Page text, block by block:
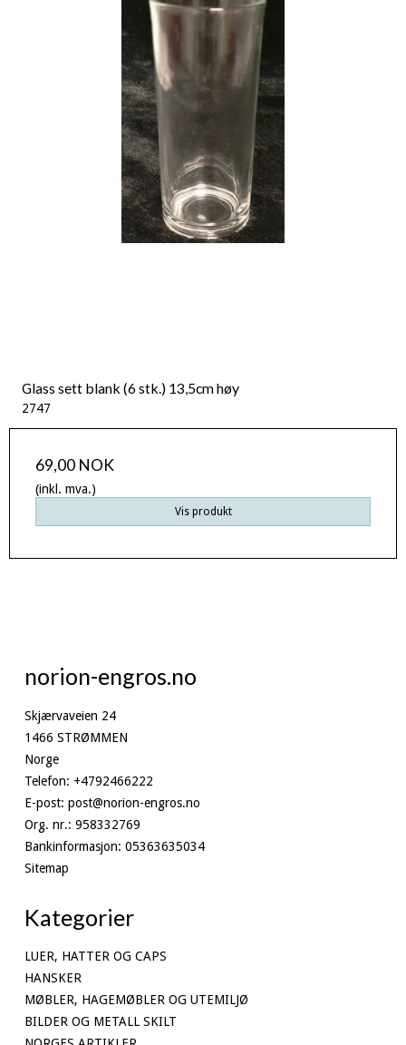
Glass sett blank (6 stk.) 13,5cm høy
2747
69,00 NOK
(inkl. mva.)
Vis produkt
norion-engros.no
Skjærvaveien 24
1466 STRØMMEN
Norge
Telefon: +4792466222
E-post: post@norion-engros.no
Org. nr.: 958332769
Bankinformasjon: 05363635034
Sitemap
Kategorier
LUER, HATTER OG CAPS
HANSKER
MØBLER, HAGEMØBLER OG UTEMILJØ
BILDER OG METALL SKILT